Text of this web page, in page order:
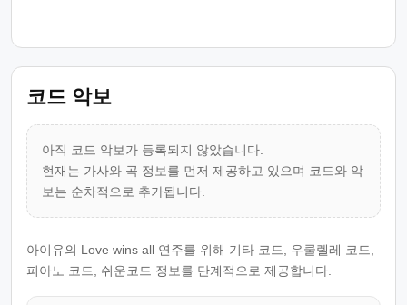
코드 악보
아직 코드 악보가 등록되지 않았습니다.
현재는 가사와 곡 정보를 먼저 제공하고 있으며 코드와 악
보는 순차적으로 추가됩니다.
아이유의 Love wins all 연주를 위해 기타 코드, 우쿨렐레 코드,
피아노 코드, 쉬운코드 정보를 단계적으로 제공합니다.